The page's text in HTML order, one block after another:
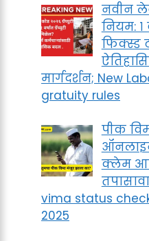
नवीन
नियम: १
फिक्स्ड
मार्गदर्शन; New
gratuity rules
पीक
क्लेम
vima status
2025